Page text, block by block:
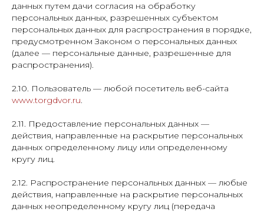
данных путем дачи согласия на обработку
персональных данных, разрешенных субъектом
персональных данных для распространения в порядке,
предусмотренном Законом о персональных данных
(далее — персональные данные, разрешенные для
распространения).
2.10. Пользователь — любой посетитель веб-сайта
www.torgdvor.ru.
2.11. Предоставление персональных данных —
действия, направленные на раскрытие персональных
данных определенному лицу или определенному
кругу лиц.
2.12. Распространение персональных данных — любые
действия, направленные на раскрытие персональных
данных неопределенному кругу лиц (передача